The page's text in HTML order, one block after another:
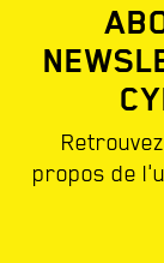
propos de